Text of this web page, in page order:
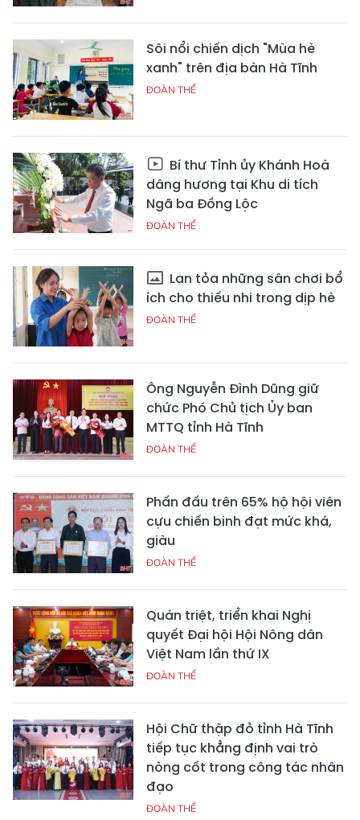
Sôi nổi chiến dịch "Mùa hè
xanh" trên địa bàn Hà Tĩnh
ĐOÀN THỂ
Bí thư Tỉnh ủy Khánh Hoà
dâng hương tại Khu di tích
Ngã ba Đồng Lộc
ĐOÀN THỂ
Lan tỏa những sân chơi bổ
ích cho thiếu nhi trong dịp hè
ĐOÀN THỂ
Ông Nguyễn Đình Dũng giữ
chức Phó Chủ tịch Ủy ban
MTTQ tỉnh Hà Tĩnh
ĐOÀN THỂ
Phấn đấu trên 65% hộ hội viên
cựu chiến binh đạt mức khá,
giàu
ĐOÀN THỂ
Quán triệt, triển khai Nghị
quyết Đại hội Hội Nông dân
Việt Nam lần thứ IX
ĐOÀN THỂ
Hội Chữ thập đỏ tỉnh Hà Tĩnh
tiếp tục khẳng định vai trò
nòng cốt trong công tác nhân
đạo
ĐOÀN THỂ